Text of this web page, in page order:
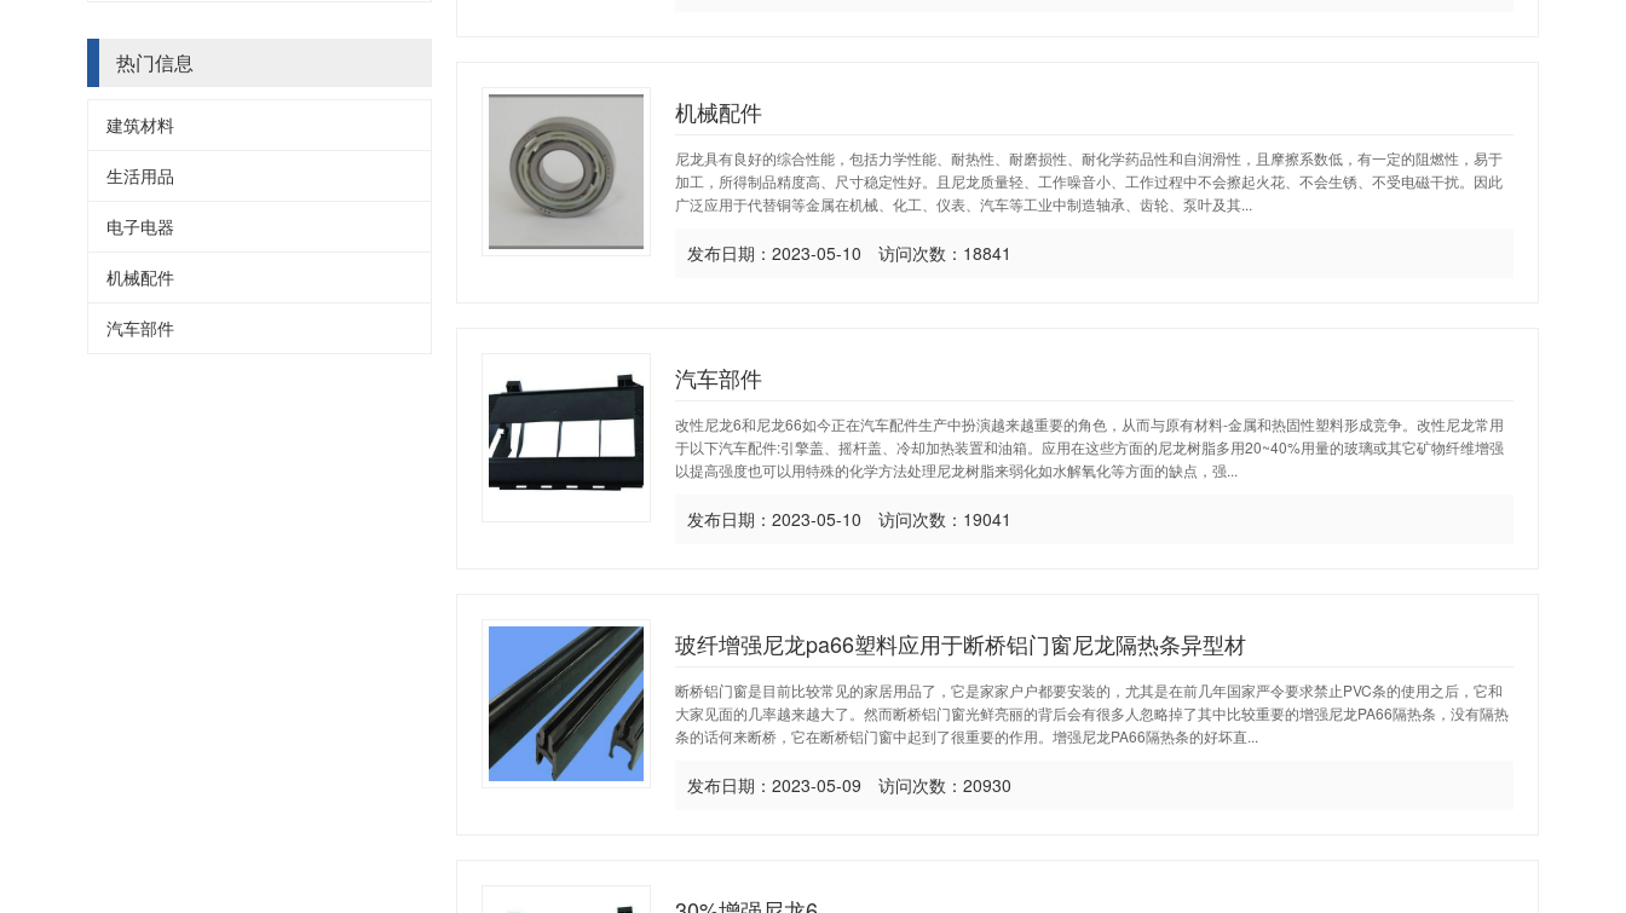
热门信息
建筑材料
生活用品
电子电器
机械配件
汽车部件
机械配件
尼龙具有良好的综合性能，包括力学性能、耐热性、耐磨损性、耐化学药品性和自润滑性，且摩擦系数低，有一定的阻燃性，易于
加工，所得制品精度高、尺寸稳定性好。且尼龙质量轻、工作噪音小、工作过程中不会擦起火花、不会生锈、不受电磁干扰。因此
广泛应用于代替铜等金属在机械、化工、仪表、汽车等工业中制造轴承、齿轮、泵叶及其...
发布日期：2023-05-10 访问次数：18841
汽车部件
改性尼龙6和尼龙66如今正在汽车配件生产中扮演越来越重要的角色，从而与原有材料-金属和热固性塑料形成竞争。改性尼龙常用
于以下汽车配件:引擎盖、摇杆盖、冷却加热装置和油箱。应用在这些方面的尼龙树脂多用20~40%用量的玻璃或其它矿物纤维增强
以提高强度也可以用特殊的化学方法处理尼龙树脂来弱化如水解氧化等方面的缺点，强...
发布日期：2023-05-10 访问次数：19041
玻纤增强尼龙pa66塑料应用于断桥铝门窗尼龙隔热条异型材
断桥铝门窗是目前比较常见的家居用品了，它是家家户户都要安装的，尤其是在前几年国家严令要求禁止PVC条的使用之后，它和
大家见面的几率越来越大了。然而断桥铝门窗光鲜亮丽的背后会有很多人忽略掉了其中比较重要的增强尼龙PA66隔热条，没有隔热
条的话何来断桥，它在断桥铝门窗中起到了很重要的作用。增强尼龙PA66隔热条的好坏直...
发布日期：2023-05-09 访问次数：20930